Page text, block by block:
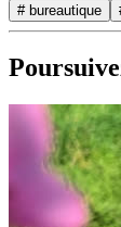
# bureautique